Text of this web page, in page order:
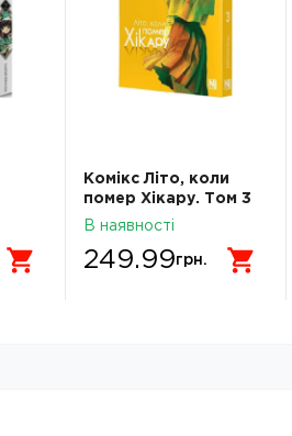
Комікс Літо, коли
помер Хікару. Том 3
В наявності
249.99грн.